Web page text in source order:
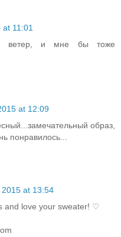
11:01
ветер, и мне бы тоже
at 12:09
образ,
понравилось...
2015 at 13:54
and love your sweater! ♡